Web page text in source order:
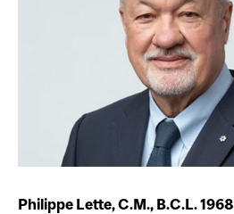
Philippe Lette, C.M., B.C.L. 1968